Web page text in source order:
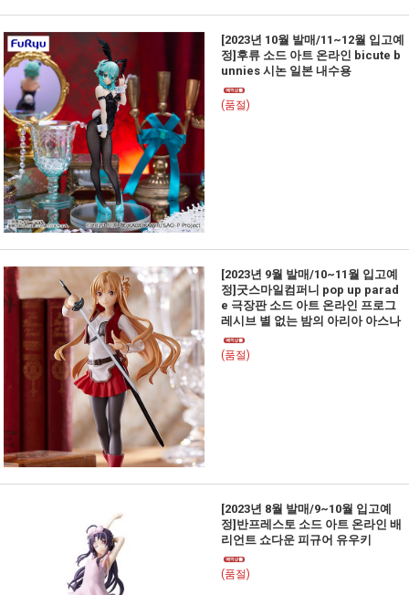
[2023년 10월 발매/11~12월 입고예
정]후류 소드 아트 온라인 bicute b
unnies 시논 일본 내수용
(품절)
[2023년 9월 발매/10~11월 입고예
정]굿스마일컴퍼니 pop up parad
e 극장판 소드 아트 온라인 프로그
레시브 별 없는 밤의 아리아 아스나
(품절)
[2023년 8월 발매/9~10월 입고예
정]반프레스토 소드 아트 온라인 배
리언트 쇼다운 피규어 유우키
(품절)